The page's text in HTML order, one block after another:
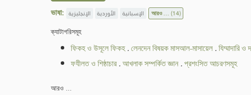
ভাষা: الإنجليزية الأوردية الإسبانية আরও ...(14)
ক্যাটাগরিসমূহ
ফিকহ ও উসূলে ফিকহ.লেনদেন বিষয়ক মাসআল-মাসায়েল.যিম্মাদারি
ফযীলত ও শিষ্ঠাচার.আখলাক সম্পর্কিত জ্ঞান.প্রশংসিত আচরণসমূহ
আরও ...